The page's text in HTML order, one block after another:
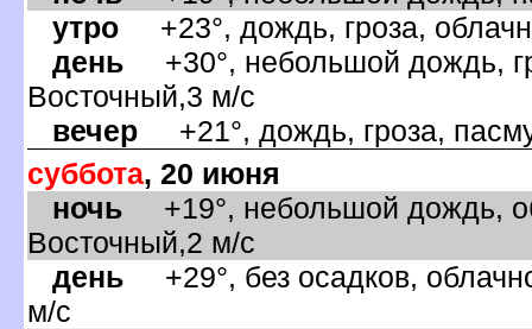
утро +23°, дождь, гроза,
день +30°, небольшой дождь,
осточный,3 м/с
ечер +21°, дождь, гроза,
суббота, 20 июня
ночь +19°, небольшой дождь,
осточный,2 м/с
день +29°, без осадков,
м/с